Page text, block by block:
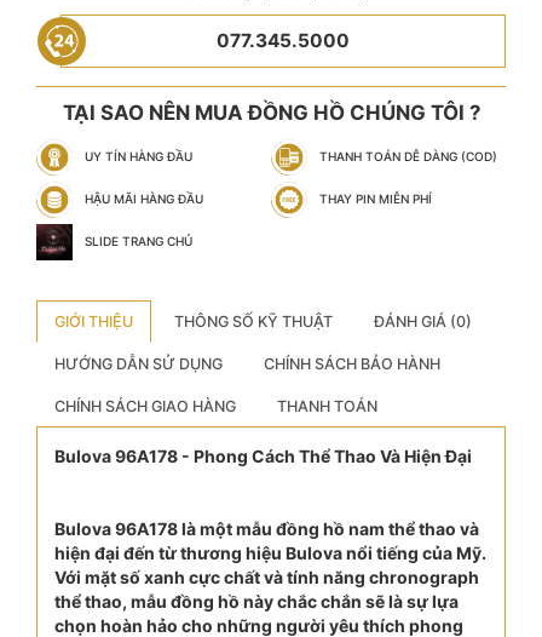
077.345.5000
TẠI SAO NÊN MUA ĐỒNG HỒ CHÚNG TÔI ?
UY TÍN HÀNG ĐẦU THANH TOÁN DỄ DÀNG (COD)
HẬU MÃI HÀNG ĐẦU THAY PIN MIỄN PHÍ
SLIDE TRANG CHỦ
GIỚI THIỆU THÔNG SỐ KỸ THUẬT ĐÁNH GIÁ (0)
HƯỚNG DẪN SỬ DỤNG CHÍNH SÁCH BẢO HÀNH
CHÍNH SÁCH GIAO HÀNG THANH TOÁN
Bulova 96A178 - Phong Cách Thể Thao Và Hiện Đại
Bulova 96A178 là một mẫu đồng hồ nam thể thao và
hiện đại đến từ thương hiệu Bulova nổi tiếng của Mỹ.
Với mặt số xanh cực chất và tính năng chronograph
thể thao, mẫu đồng hồ này chắc chắn sẽ là sự lựa
chọn hoàn hảo cho những người yêu thích phong